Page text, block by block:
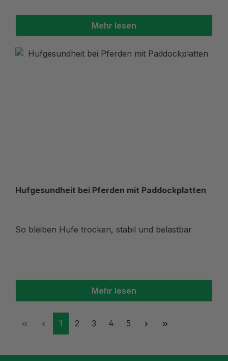
Mehr lesen
Hufgesundheit bei Pferden mit Paddockplatten
So bleiben Hufe trocken, stabil und belastbar
Mehr lesen
Seite
1 Seite
2 Seite
3 Seite
4 Seite
5